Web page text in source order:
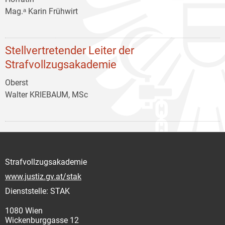
Mag.ᵃ Karin Frühwirt
Stellvertretender Leiter der
Strafvollzugsakademie
Oberst
Walter KRIEBAUM, MSc
Strafvollzugsakademie
www.justiz.gv.at/stak
Dienststelle: STAK
1080 Wien
Wickenburggasse 12